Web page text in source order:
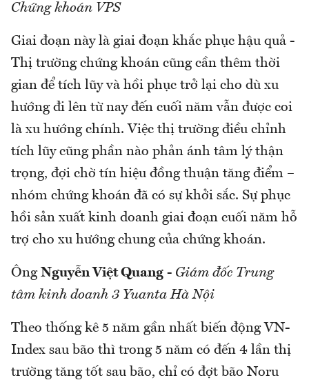
Chứng khoán VPS
Giai đoạn này là giai đoạn khắc phục hậu quả -
Thị trường chứng khoán cũng cần thêm thời
gian để tích lũy và hồi phục trở lại cho dù xu
hướng đi lên từ nay đến cuối năm vẫn được coi
là xu hướng chính. Việc thị trường điều chỉnh
tích lũy cũng phần nào phản ánh tâm lý thận
trọng, đợi chờ tín hiệu đồng thuận tăng điểm –
nhóm chứng khoán đã có sự khởi sắc. Sự phục
hồi sản xuất kinh doanh giai đoạn cuối năm hỗ
trợ cho xu hướng chung của chứng khoán.
Ông Nguyễn Việt Quang - Giám đốc Trung
tâm kinh doanh 3 Yuanta Hà Nội
Theo thống kê 5 năm gần nhất biến động VN-
Index sau bão thì trong 5 năm có đến 4 lần thị
trường tăng tốt sau bão, chỉ có đợt bão Noru